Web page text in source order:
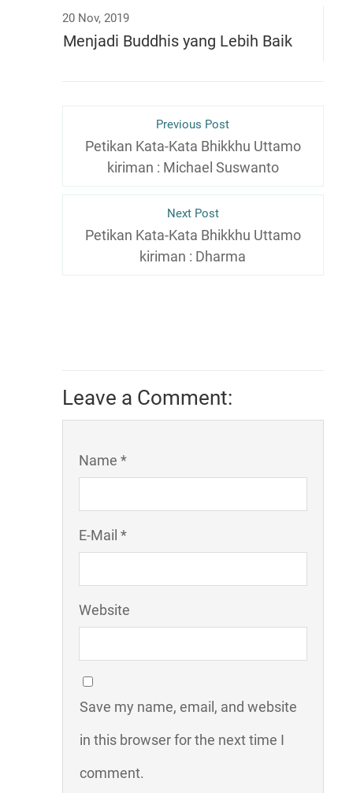
20 Nov, 2019
Menjadi Buddhis yang Lebih Baik
Previous Post
Petikan Kata-Kata Bhikkhu Uttamo
kiriman : Michael Suswanto
Next Post
Petikan Kata-Kata Bhikkhu Uttamo
kiriman : Dharma
Leave a Comment:
Name *
E-Mail *
Website
Save my name, email, and website
in this browser for the next time I
comment.